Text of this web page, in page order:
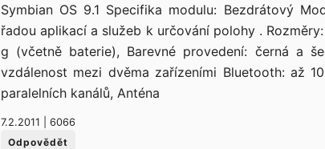
Symbian OS 9.1 Specifika modulu: Bezdrátový
řadou aplikací a služeb k určování polohy .
g (včetně baterie), Barevné provedení: černá a
vzdálenost mezi dvěma zařízeními Bluetooth: až
paralelních kanálů, Anténa
7.2.2011 | 6066
Odpovědět